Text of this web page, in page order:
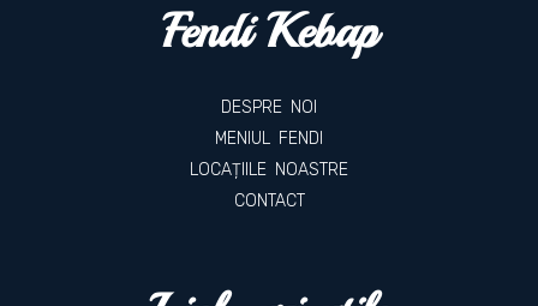
Fendi Kebap
DESPRE NOI
MENIUL FENDI
LOCAȚIILE NOASTRE
CONTACT